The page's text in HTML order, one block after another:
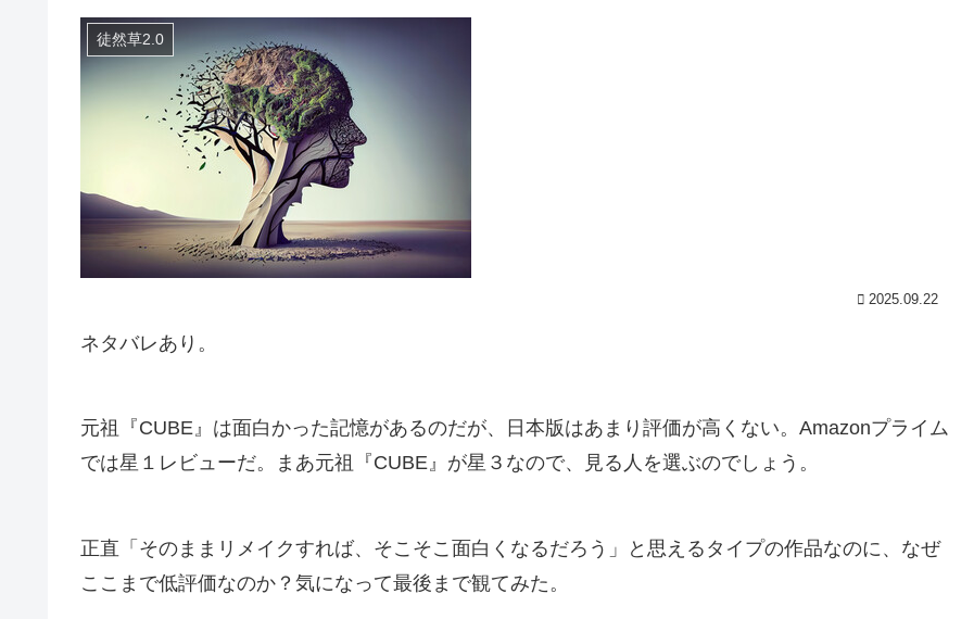
徒然草2.0
2025.09.22
ネタバレあり。
元祖『CUBE』は面白かった記憶があるのだが、日本版はあまり評価が高くない。Amazonプライム
では星１レビューだ。まあ元祖『CUBE』が星３なので、見る人を選ぶのでしょう。
正直「そのままリメイクすれば、そこそこ面白くなるだろう」と思えるタイプの作品なのに、なぜ
ここまで低評価なのか？気になって最後まで観てみた。